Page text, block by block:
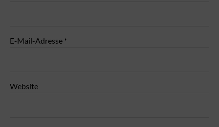
E-Mail-Adresse *
Website